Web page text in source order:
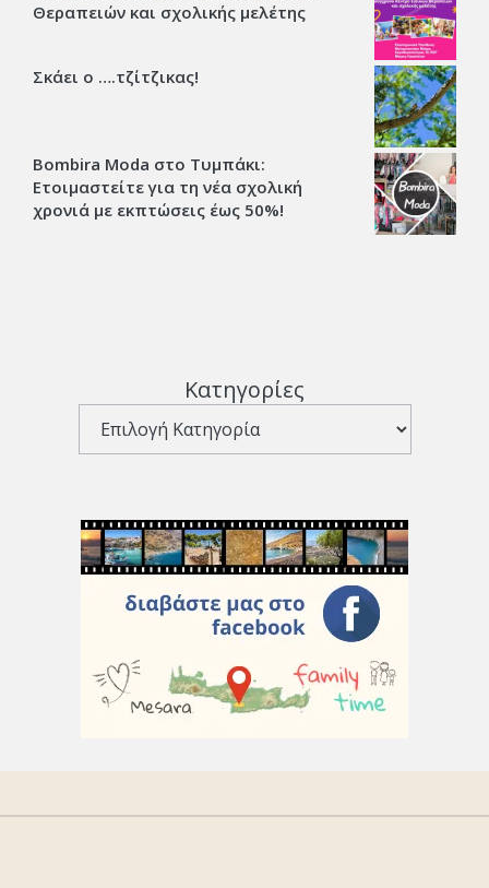
Θεραπειών και σχολικής μελέτης
Σκάει ο ….τζίτζικας!
Bombira Moda στο Τυμπάκι:
Ετοιμαστείτε για τη νέα σχολική
χρονιά με εκπτώσεις έως 50%!
Κατηγορίες